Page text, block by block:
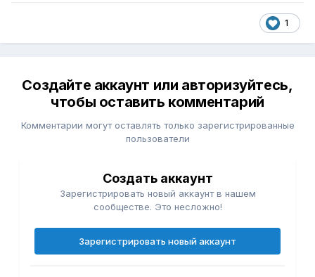
1
Создайте аккаунт или авторизуйтесь,
чтобы оставить комментарий
Комментарии могут оставлять только зарегистрированные
пользователи
Создать аккаунт
Зарегистрировать новый аккаунт в нашем
сообществе. Это несложно!
Зарегистрировать новый аккаунт